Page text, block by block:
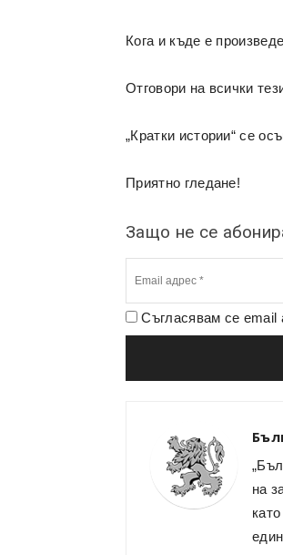
Кога и къде е
Отговори на всички
„Кратки истории“ се
Приятно гледане!
Защо не се
Съгласявам се email
на